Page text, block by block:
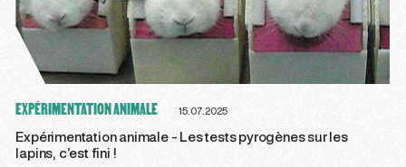
EXPÉRIMENTATION ANIMALE 15.07.2025
Expérimentation animale - Les tests pyrogènes sur les
lapins, c’est fini !